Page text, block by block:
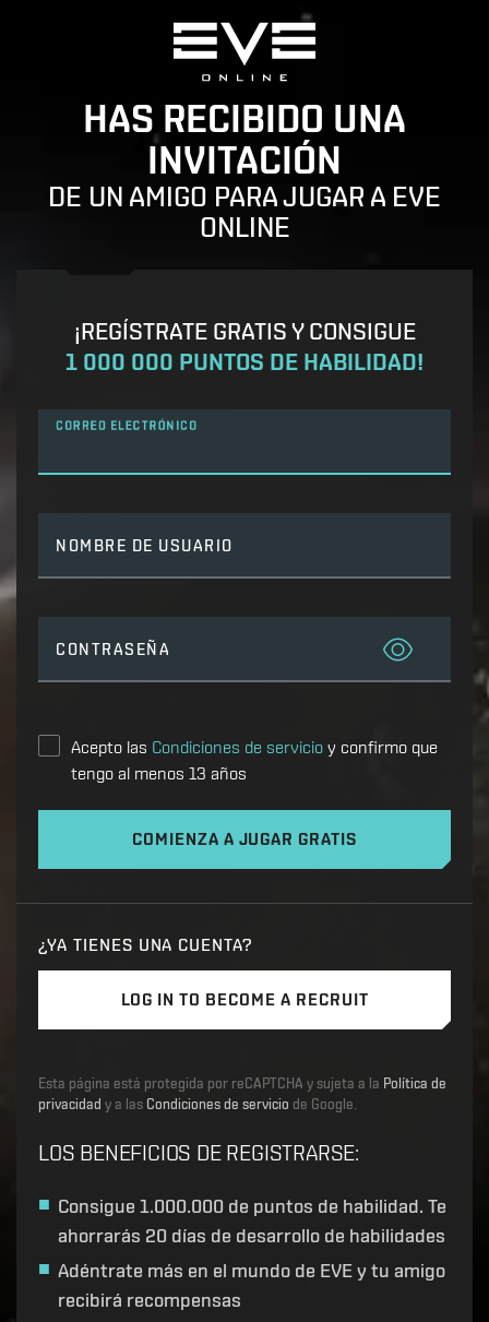
HAS RECIBIDO UNA
INVITACIÓN
DE UN AMIGO PARA JUGAR A EVE
ONLINE
¡REGÍSTRATE GRATIS Y CONSIGUE
1 000 000 PUNTOS DE HABILIDAD!
CORREO ELECTRÓNICO
NOMBRE DE USUARIO
CONTRASEÑA
Acepto las Condiciones de servicio y confirmo que
tengo al menos 13 años
COMIENZA A JUGAR GRATIS
¿YA TIENES UNA CUENTA?
LOG IN TO BECOME A RECRUIT
Esta página está protegida por reCAPTCHA y sujeta a la Política de
privacidad y a las Condiciones de servicio de Google.
LOS BENEFICIOS DE REGISTRARSE:
Consigue 1.000.000 de puntos de habilidad. Te
ahorrarás 20 días de desarrollo de habilidades
Adéntrate más en el mundo de EVE y tu amigo
recibirá recompensas